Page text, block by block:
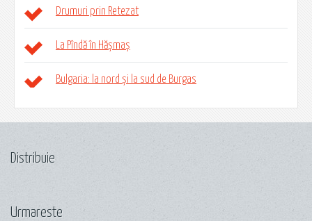
Drumuri prin Retezat
La Pîndă în Hășmaș
Bulgaria: la nord și la sud de Burgas
Distribuie
Urmareste